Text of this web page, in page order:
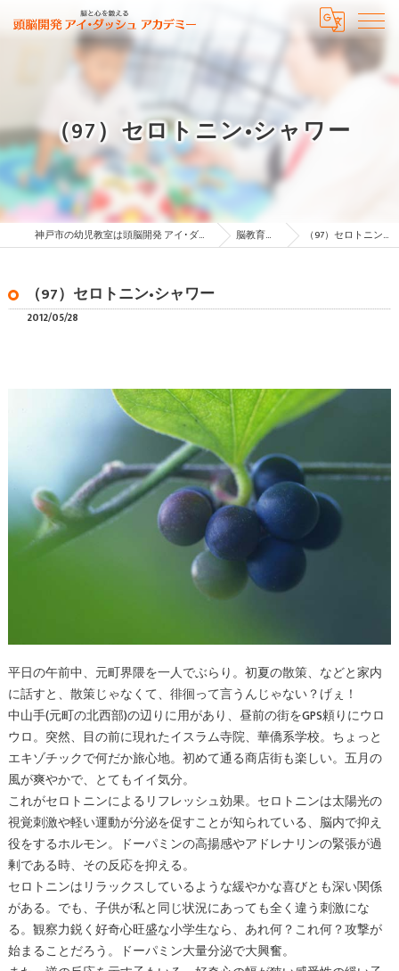
（97）セロトニン•シャワー
神戸市の幼児教室は頭脳開発 アイ･ダッシュ アカデミー 脳教育コラム （97）セロトニン•シャワー
（97）セロトニン•シャワー
2012/05/28
平日の午前中、元町界隈を一人でぶらり。初夏の散策、などと家内
に話すと、散策じゃなくて、徘徊って言うんじゃない？げぇ！
中山手(元町の北西部)の辺りに用があり、昼前の街をGPS頼りにウロ
ウロ。突然、目の前に現れたイスラム寺院、華僑系学校。ちょっと
エキゾチックで何だか旅心地。初めて通る商店街も楽しい。五月の
風が爽やかで、とてもイイ気分。
これがセロトニンによるリフレッシュ効果。セロトニンは太陽光の
視覚刺激や軽い運動が分泌を促すことが知られている、脳内で抑え
役をするホルモン。ドーパミンの高揚感やアドレナリンの緊張が過
剰である時、その反応を抑える。
セロトニンはリラックスしているような緩やかな喜びとも深い関係
がある。でも、子供が私と同じ状況にあっても全く違う刺激にな
る。観察力鋭く好奇心旺盛な小学生なら、あれ何？これ何？攻撃が
始まることだろう。ドーパミン大量分泌で大興奮。